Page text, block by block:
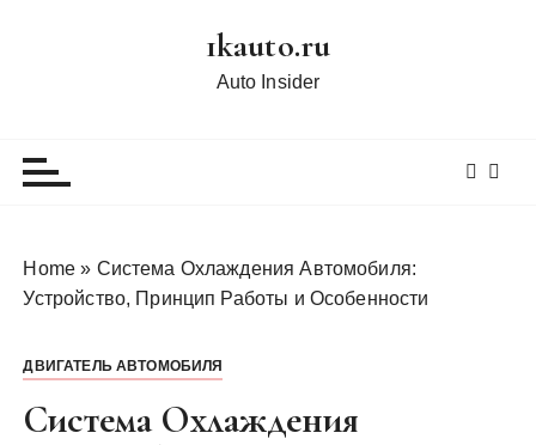
1kauto.ru
Auto Insider
Home » Система Охлаждения Автомобиля:
Устройство, Принцип Работы и Особенности
ДВИГАТЕЛЬ АВТОМОБИЛЯ
Система Охлаждения